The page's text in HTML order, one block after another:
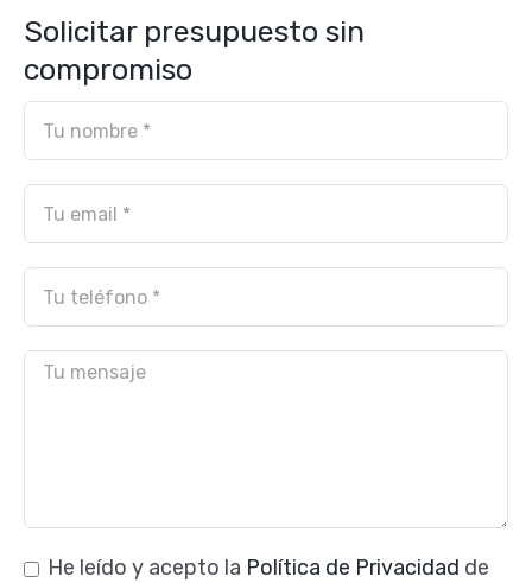
Solicitar presupuesto sin
compromiso
He leído y acepto la Política de Privacidad de